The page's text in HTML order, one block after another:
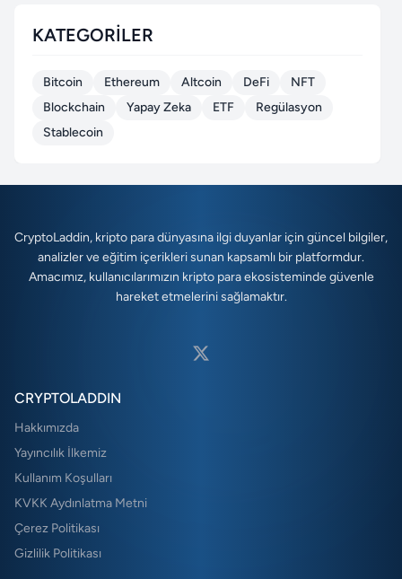
KATEGORILER
Bitcoin Ethereum Altcoin DeFi
NFT
Blockchain
Yapay Zeka ETF
Regülasyon
Stablecoin
CryptoLaddin, kripto para dünyasına ilgi duyanlar için güncel bilgiler,
analizler ve eğitim içerikleri sunan kapsamlı bir platformdur.
Amacımız, kullanıcılarımızın kripto para ekosisteminde güvenle
hareket etmelerini sağlamaktır.
CRYPTOLADDIN
Hakkımızda
Yayıncılık İlkemiz
Kullanım Koşulları
KVKK Aydınlatma Metni
Çerez Politikası
Gizlilik Politikası